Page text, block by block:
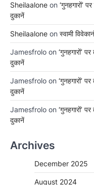
Sheilaalone on ‘गुनहगारों’
दुकानें
Sheilaalone on स्वामी
Jamesfrolo on ‘गुनहगारों’
दुकानें
Jamesfrolo on ‘गुनहगारों’
दुकानें
Jamesfrolo on ‘गुनहगारों’
दुकानें
Archives
December 2025
August 2024